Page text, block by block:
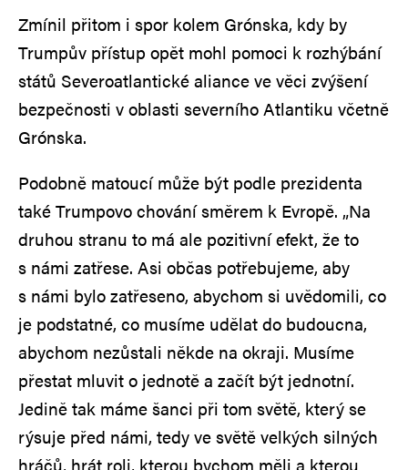
Zmínil přitom i spor kolem Grónska, kdy by
Trumpův přístup opět mohl pomoci k rozhýbání
států Severoatlantické aliance ve věci zvýšení
bezpečnosti v oblasti severního Atlantiku včetně
Grónska.
Podobně matoucí může být podle prezidenta
také Trumpovo chování směrem k Evropě. „Na
druhou stranu to má ale pozitivní efekt, že to
s námi zatřese. Asi občas potřebujeme, aby
s námi bylo zatřeseno, abychom si uvědomili, co
je podstatné, co musíme udělat do budoucna,
abychom nezůstali někde na okraji. Musíme
přestat mluvit o jednotě a začít být jednotní.
Jedině tak máme šanci při tom světě, který se
rýsuje před námi, tedy ve světě velkých silných
hráčů, hrát roli, kterou bychom měli a kterou